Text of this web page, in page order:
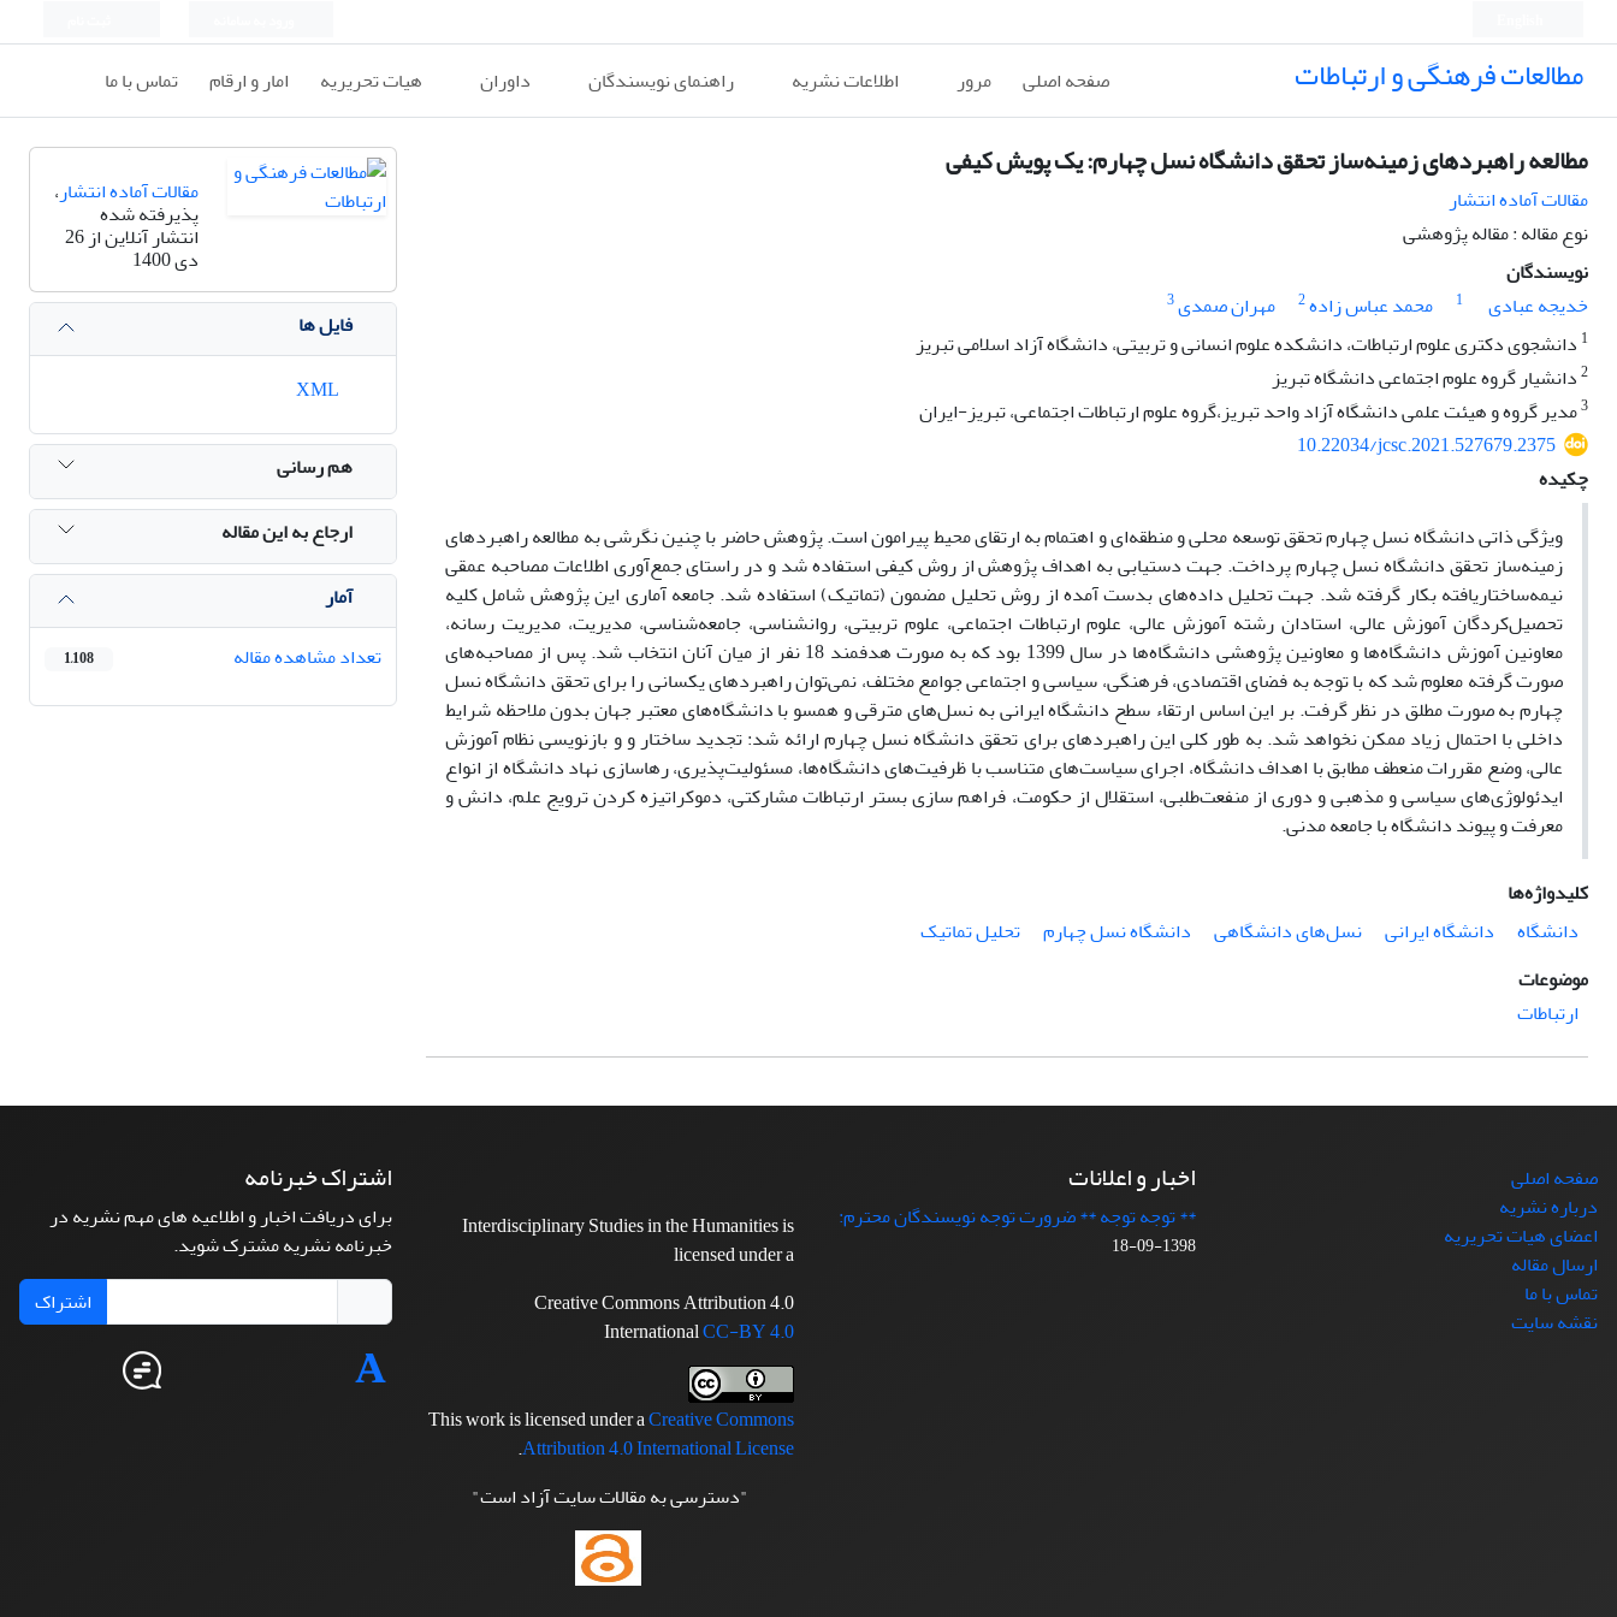
مطالعات فرهنگی و ارتباطات صفحه اصلی مرور اطلاعات نشریه راهنمای نویسندگان داوران هیات تحریریه امار و ارقام تماس با ما
مطالعه راهبردهای زمینه‌ساز تحقق دانشگاه نسل چهارم: یک پویش کیفی
مقالات آماده انتشار
نوع مقاله : مقاله پژوهشی
نویسندگان
خدیجه عبادی
1 محمد عباس زاده2 مهران صمدی3
1 دانشجوی دکتری علوم ارتباطات، دانشکده علوم انسانی و تربیتی، دانشگاه آزاد اسلامی تبریز
2دانشیار گروه علوم اجتماعی دانشگاه تبریز
3مدیر گروه و هیئت علمی دانشگاه آزاد واحد تبریز،گروه علوم ارتباطات اجتماعی، تبریز-ایران
10.22034/jcsc.2021.527679.2375
چکیده
ویژگی ذاتی دانشگاه نسل چهارم تحقق توسعه محلی و منطقه‌ای و اهتمام به ارتقای محیط پیرامون است. پژوهش حاضر با چنین نگرشی به مطالعه راهبردهای
زمینه‌ساز تحقق دانشگاه نسل چهارم پرداخت. جهت دستیابی به اهداف پژوهش از روش کیفی استفاده شد و در راستای جمع‌آوری اطلاعات مصاحبه عمقی
نیمه‌ساختاریافته بکار گرفته شد. جهت تحلیل داده‌های بدست آمده از روش تحلیل مضمون (تماتیک) استفاده شد. جامعه آماری این پژوهش شامل کلیه
تحصیل‌کردگان آموزش عالی، استادان رشته آموزش عالی، علوم ارتباطات اجتماعی، علوم تربیتی، روانشناسی، جامعه‌شناسی، مدیریت، مدیریت رسانه،
معاونین آموزش دانشگاه‌ها و معاونین پژوهشی دانشگاه‌ها در سال 1399 بود که به صورت هدفمند 18 نفر از میان آنان انتخاب شد. پس از مصاحبه‌های
صورت گرفته معلوم شد که با توجه به فضای اقتصادی، فرهنگی، سیاسی و اجتماعی جوامع مختلف، نمی‌توان راهبردهای یکسانی را برای تحقق دانشگاه نسل
چهارم به صورت مطلق در نظر گرفت. بر این اساس ارتقاء سطح دانشگاه ایرانی به نسل‌های مترقی و همسو با دانشگاه‌های معتبر جهان بدون ملاحظه شرایط
داخلی با احتمال زیاد ممکن نخواهد شد. به طور کلی این راهبردهای برای تحقق دانشگاه نسل چهارم ارائه شد: تجدید ساختار و و بازنویسی نظام آموزش
عالی، وضع مقررات منعطف مطابق با اهداف دانشگاه، اجرای سیاست‌های متناسب با ظرفیت‌های دانشگاه‌ها، مسئولیت‌پذیری، رهاسازی نهاد دانشگاه از انواع
ایدئولوژی‌های سیاسی و مذهبی و دوری از منفعت‌‌طلبی، استقلال از حکومت، فراهم سازی بستر ارتباطات مشارکتی، دموکراتیزه کردن ترویج علم، دانش و
معرفت و پیوند دانشگاه با جامعه مدنی.
کلیدواژه‌ها
دانشگاه
دانشگاه ایرانی نسل‌های دانشگاهی دانشگاه نسل چهارم
تحلیل تماتیک
موضوعات
ارتباطات
مقالات آماده انتشار،
پذیرفته شده
انتشار آنلاین از 26
دی 1400
فایل ها
هم رسانی
ارجاع به این مقاله
آمار
تعداد مشاهده مقاله
1,108
صفحه اصلی
درباره نشریه
اعضای هیات تحریریه
ارسال مقاله
تماس با ما
نقشه سایت
اخبار و اعلانات
** توجه توجه ** ضرورت توجه نویسندگان محترم:
1398-09-18
Interdisciplinary Studies in the Humanities is
licensed under a
Creative Commons Attribution 4.0
InternationalCC-BY 4.0
This work is licensed under aCreative Commons
Attribution 4.0 International License
.
"دسترسی به مقالات سایت آزاد است"
اشتراک خبرنامه
برای دریافت اخبار و اطلاعیه های مهم نشریه در
خبرنامه نشریه مشترک شوید.
اشتراک